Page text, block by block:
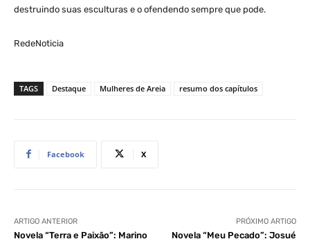
destruindo suas esculturas e o ofendendo sempre que pode.
RedeNoticia
TAGS Destaque Mulheres de Areia resumo dos capítulos
Facebook X
ARTIGO ANTERIOR
Novela “Terra e Paixão”: Marino
PRÓXIMO ARTIGO
Novela “Meu Pecado”: Josué